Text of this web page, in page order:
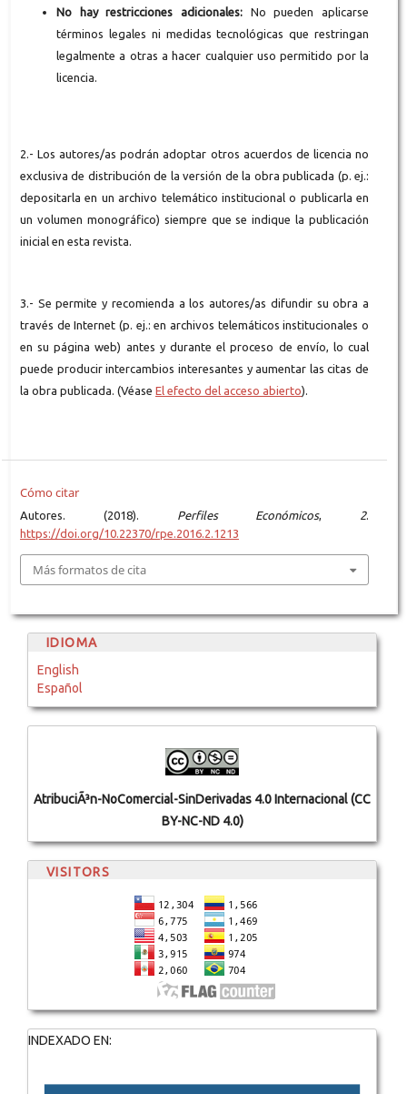
No hay restricciones adicionales: No pueden aplicarse
términos legales ni medidas tecnológicas que restringan
legalmente a otras a hacer cualquier uso permitido por la
licencia.
2.- Los autores/as podrán adoptar otros acuerdos de licencia no
exclusiva de distribución de la versión de la obra publicada (p. ej.:
depositarla en un archivo telemático institucional o publicarla en
un volumen monográfico) siempre que se indique la publicación
inicial en esta revista.
3.- Se permite y recomienda a los autores/as difundir su obra a
través de Internet (p. ej.: en archivos telemáticos institucionales o
en su página web) antes y durante el proceso de envío, lo cual
puede producir intercambios interesantes y aumentar las citas de
la obra publicada. (Véase El efecto del acceso abierto).
Cómo citar
Autores. (2018). Perfiles Económicos, 2.
https://doi.org/10.22370/rpe.2016.2.1213
Más formatos de cita
IDIOMA
English
Español
AtribuciÃ³n-NoComercial-SinDerivadas 4.0 Internacional (CC
BY-NC-ND 4.0)
VISITORS
INDEXADO EN: